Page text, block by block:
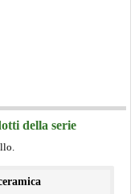
della serie